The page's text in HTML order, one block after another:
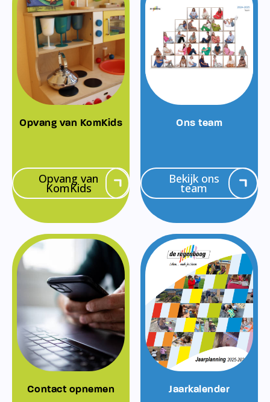
Opvang van KomKids
Opvang van
KomKids
Ons team
Bekijk ons
team
Contact opnemen Jaarkalender